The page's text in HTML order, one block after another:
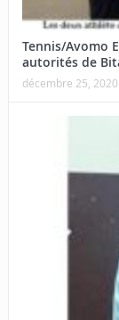
Tennis/Avomo
autorités de
décembre 25, 2020